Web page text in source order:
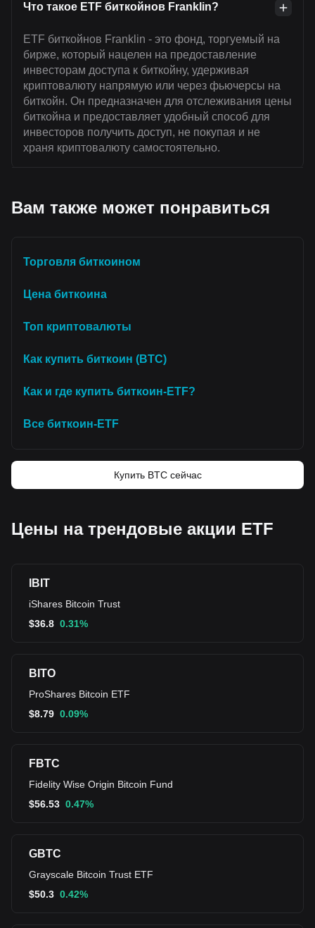
Что такое ETF биткойнов Franklin?
ETF биткойнов Franklin - это фонд, торгуемый на
бирже, который нацелен на предоставление
инвесторам доступа к биткойну, удерживая
криптовалюту напрямую или через фьючерсы на
биткойн. Он предназначен для отслеживания цены
биткойна и предоставляет удобный способ для
инвесторов получить доступ, не покупая и не
храня криптовалюту самостоятельно.
Вам также может понравиться
Торговля биткоином
Цена биткоина
Топ криптовалюты
Как купить биткоин (BTC)
Как и где купить биткоин-ETF?
Все биткоин-ETF
Купить BTC сейчас
Цены на трендовые акции ETF
IBIT
iShares Bitcoin Trust
$36.8 0.31%
BITO
ProShares Bitcoin ETF
$8.79 0.09%
FBTC
Fidelity Wise Origin Bitcoin Fund
$56.53 0.47%
GBTC
Grayscale Bitcoin Trust ETF
$50.3 0.42%